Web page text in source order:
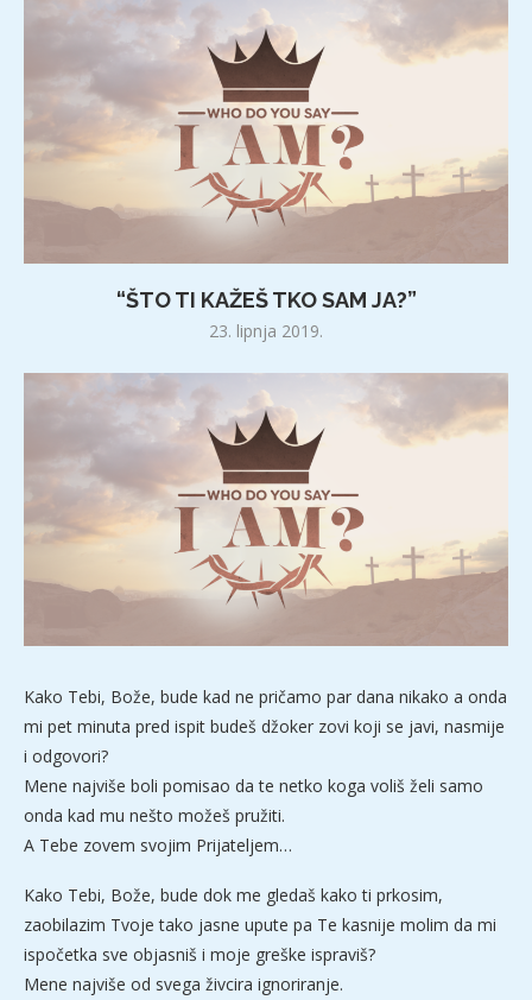
“ŠTO TI KAŽEŠ TKO SAM JA?”
23. lipnja 2019.
Kako Tebi, Bože, bude kad ne pričamo par dana nikako a onda
mi pet minuta pred ispit budeš džoker zovi koji se javi, nasmije
i odgovori?
Mene najviše boli pomisao da te netko koga voliš želi samo
onda kad mu nešto možeš pružiti.
A Tebe zovem svojim Prijateljem…
Kako Tebi, Bože, bude dok me gledaš kako ti prkosim,
zaobilazim Tvoje tako jasne upute pa Te kasnije molim da mi
ispočetka sve objasniš i moje greške ispraviš?
Mene najviše od svega živcira ignoriranje.